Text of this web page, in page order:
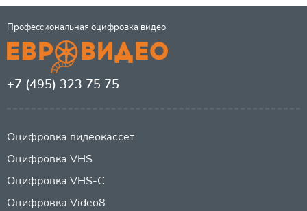
Профессиональная оцифровка видео
+7 (495) 323 75 75
Оцифровка видеокассет
Оцифровка VHS
Оцифровка VHS-C
Оцифровка Video8